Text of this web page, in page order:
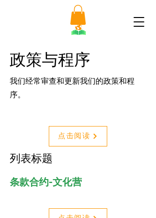
政策与程序
我们经常审查和更新我们的政策和程
序。
点击阅读
列表标题
条款合约-文化营